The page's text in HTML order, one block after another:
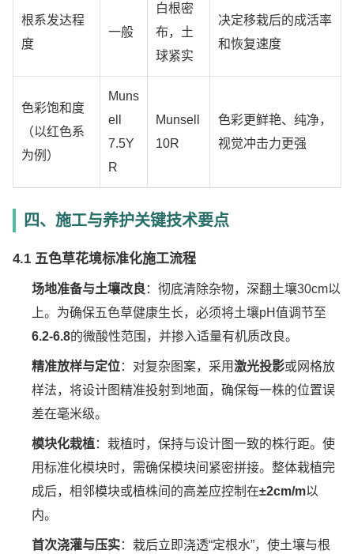
根系发达程
度
一般
白根密
布，土
球紧实
决定移栽后的成活率
和恢复速度
色彩饱和度
（以红色系
为例）
Muns
ell
7.5Y
R
Munsell
10R
色彩更鲜艳、纯净，
视觉冲击力更强
四、施工与养护关键技术要点
4.1 五色草花境标准化施工流程
场地准备与土壤改良 ：彻底清除杂物，深翻土壤30cm以
上。为确保五色草健康生长，必须将土壤pH值调节至
6.2-6.8的微酸性范围，并掺入适量有机质改良。
精准放样与定位：对复杂图案，采用激光投影或网格放
样法，将设计图精准投射到地面，确保每一株的位置误
差在毫米级。
模块化栽植：栽植时，保持与设计图一致的株行距。使
用标准化模块时，需确保模块间紧密拼接。整体栽植完
成后，相邻模块或植株间的高差应控制在±2cm/m以
内。
首次浇灌与压实：栽后立即浇透“定根水”，使土壤与根